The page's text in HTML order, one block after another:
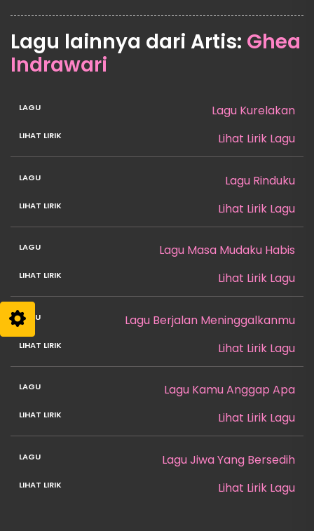
Lagu lainnya dari Artis: Ghea
Indrawari
Lagu Kurelakan
Lihat Lirik Lagu
Lagu Rinduku
Lihat Lirik Lagu
Lagu Masa Mudaku Habis
Lihat Lirik Lagu
Lagu Berjalan Meninggalkanmu
Lihat Lirik Lagu
Lagu Kamu Anggap Apa
Lihat Lirik Lagu
Lagu Jiwa Yang Bersedih
Lihat Lirik Lagu